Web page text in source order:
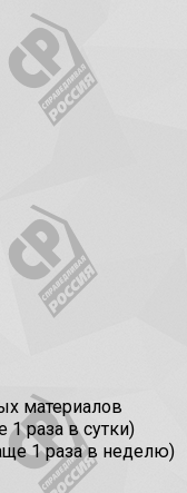
материалов
раза в сутки)
1 раза в неделю)